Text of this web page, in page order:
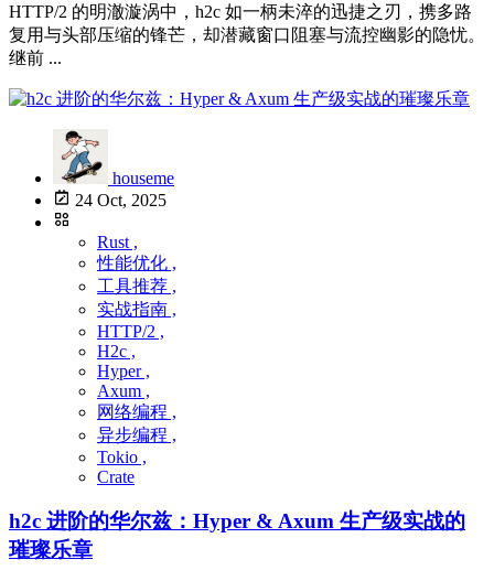
HTTP/2 的明澈漩涡中，h2c 如一柄未淬的迅捷之刃，携多路
复用与头部压缩的锋芒，却潜藏窗口阻塞与流控幽影的隐忧。
继前 ...
houseme
24 Oct, 2025
Rust ,
性能优化 ,
工具推荐 ,
实战指南 ,
HTTP/2 ,
H2c ,
Hyper ,
Axum ,
网络编程 ,
异步编程 ,
Tokio ,
Crate
h2c 进阶的华尔兹：Hyper & Axum 生产级实战的
璀璨乐章